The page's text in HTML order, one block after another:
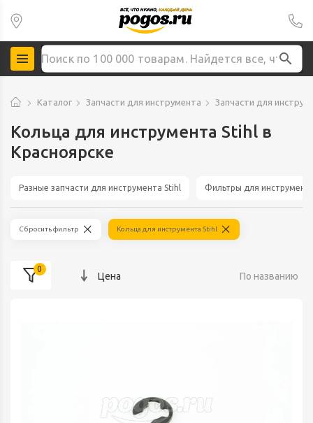
Каталог Запчасти для инструмента Запчасти для
Кольца для инструмента Stihl в
Красноярске
Разные запчасти для инструмента Stihl Фильтры для
Сбросить фильтр Кольца для инструмента Stihl
0
Цена По названию